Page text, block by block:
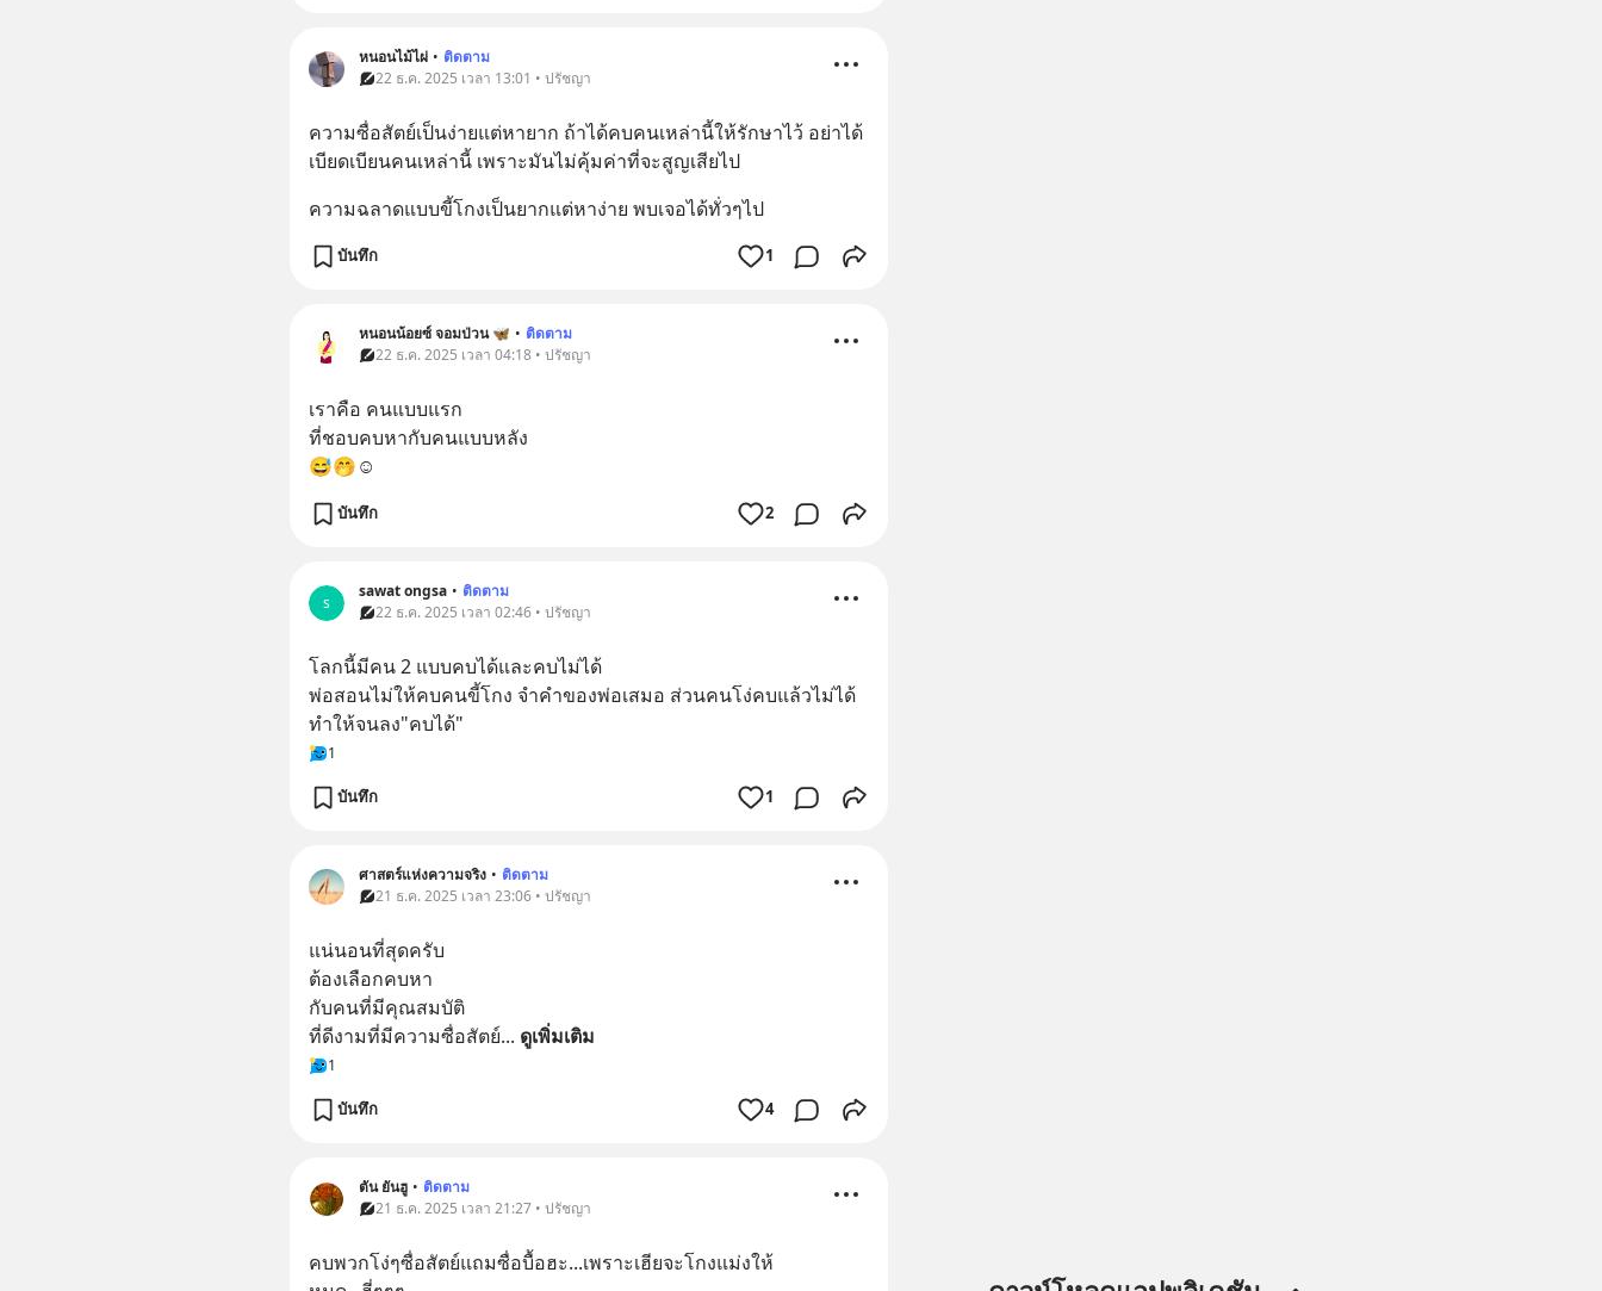
หนอนไม้ไผ่ • ติดตาม
22 ธ.ค. 2025 เวลา 13:01 • ปรัชญา
ความซื่อสัตย์เป็นง่ายแต่หายาก ถ้าได้คบคนเหล่านี้ให้รักษาไว้ อย่าได้
เบียดเบียนคนเหล่านี้ เพราะมันไม่คุ้มค่าที่จะสูญเสียไป
ความฉลาดแบบขี้โกงเป็นยากแต่หาง่าย พบเจอได้ทั่วๆไป
บันทึก 1
หนอนน้อยซ์ จอมป่วน 🦋 • ติดตาม
22 ธ.ค. 2025 เวลา 04:18 • ปรัชญา
เราคือ คนแบบแรก
ที่ชอบคบหากับคนแบบหลัง
😅🤭☺️
บันทึก 2
s
sawat ongsa • ติดตาม
22 ธ.ค. 2025 เวลา 02:46 • ปรัชญา
โลกนี้มีคน 2 แบบคบได้และคบไม่ได้
พ่อสอนไม่ให้คบคนขี้โกง จำคำของพ่อเสมอ ส่วนคนโง่คบแล้วไม่ได้
ทำให้จนลง"คบได้"
1
บันทึก 1
ศาสตร์แห่งความจริง • ติดตาม
21 ธ.ค. 2025 เวลา 23:06 • ปรัชญา
แน่นอนที่สุดครับ
ต้องเลือกคบหา
กับคนที่มีคุณสมบัติ
ที่ดีงามที่มีความซื่อสัตย์... ดูเพิ่มเติม
1
บันทึก 4
ตัน ยันฮู • ติดตาม
21 ธ.ค. 2025 เวลา 21:27 • ปรัชญา
คบพวกโง่ๆซื่อสัตย์แถมซื่อบื้อฮะ...เพราะเฮียจะโกงแม่งให้